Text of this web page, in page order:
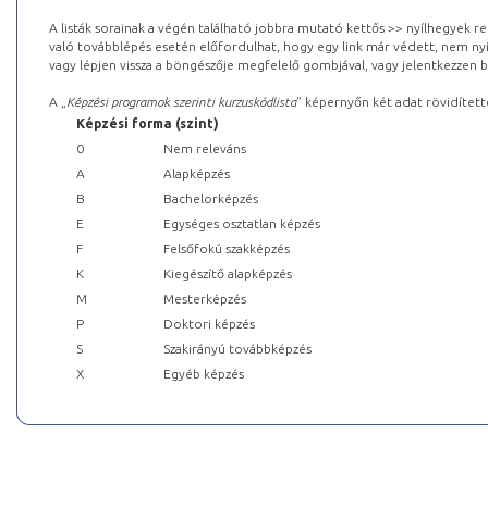
A listák sorainak a végén található jobbra mutató kettős >> nyílhegyek
való továbblépés esetén előfordulhat, hogy egy link már védett, nem
vagy lépjen vissza a böngészője megfelelő gombjával, vagy
A „ Képzési programok szerinti kurzuskódlista” képernyőn két adat
Képzési forma (szint)
0
Nem releváns
A
Alapképzés
B
Bachelorképzés
E
Egységes osztatlan képzés
F
Felsőfokú szakképzés
K
Kiegészítő alapképzés
M
Mesterképzés
P
Doktori képzés
S
Szakirányú továbbképzés
X
Egyéb képzés